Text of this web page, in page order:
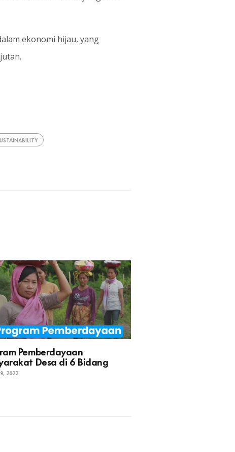
ekonomi hijau, yang
Pemberdayaan
Desa di 6 Bidang
2022